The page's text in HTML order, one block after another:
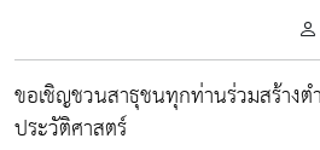
ขอเชิญชวนสาธุชนทุกท่านร่วมสร้าง
ประวัติศาสตร์